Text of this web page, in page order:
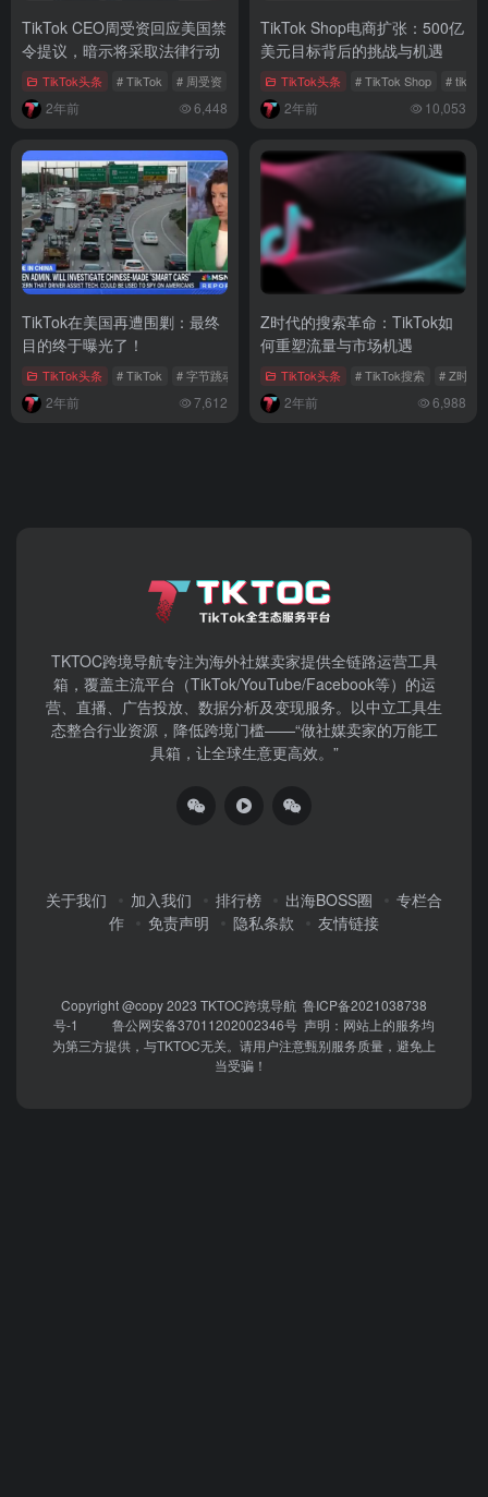
TikTok CEO周受资回应美国禁
令提议，暗示将采取法律行动
TikTok头条 # TikTok # 周受资 # 字节跳动
2年前 6,448
TikTok Shop电商扩张：500亿
美元目标背后的挑战与机遇
TikTok头条 # TikTok Shop # tiktok
2年前 10,053
TikTok在美国再遭围剿：最终
目的终于曝光了！
TikTok头条 # TikTok # 字节跳动 # 张一鸣
2年前 7,612
Z时代的搜索革命：TikTok如
何重塑流量与市场机遇
TikTok头条 # TikTok搜索 # Z时代
2年前 6,988
TKTOC跨境导航​专注为海外社媒卖家提供全链路运营工具
箱，覆盖主流平台（TikTok/YouTube/Facebook等）​的运
营、直播、广告投放、数据分析及变现服务。以中立工具生
态整合行业资源，降低跨境门槛——“做社媒卖家的万能工
具箱，让全球生意更高效。”
关于我们 加入我们 排行榜 出海BOSS圈
专栏合
作
免责声明 隐私条款 友情链接
Copyright @copy 2023 TKTOC跨境导航 鲁ICP备2021038738
号-1
鲁公网安备37011202002346号 声明：网站上的服务均
为第三方提供，与TKTOC无关。请用户注意甄别服务质量，避免上
当受骗！